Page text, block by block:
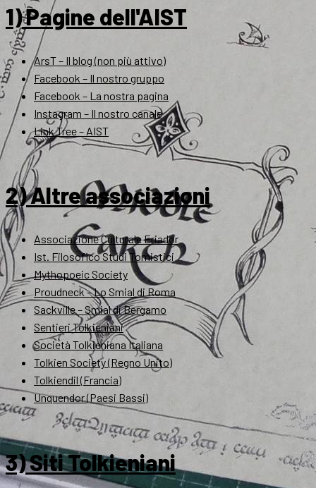
1) Pagine dell'AIST
ArsT – Il blog (non più attivo)
Facebook – Il nostro gruppo
Facebook – La nostra pagina
Instagram – Il nostro canale
Link Tree – AIST
2) Altre associazioni
Associazione Culturale Eriador
Ist. Filosofico Studi Tomistici
Mythopoeic Society
Proudneck – Lo Smial di Roma
Sackville – Smial di Bergamo
Sentieri Tolkieniani
Società Tolkieniana Italiana
Tolkien Society (Regno Unito)
Tolkiendil (Francia)
Unquendor (Paesi Bassi)
3) Siti Tolkieniani